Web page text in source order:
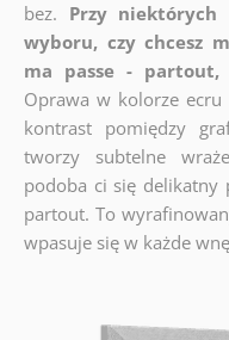
bez. Przy
wyboru, czy chcesz
ma passe -
Oprawa w kolorze
kontrast pomiędzy
tworzy subtelne
podoba ci się delikatny
partout. To
wpasuje się w każde